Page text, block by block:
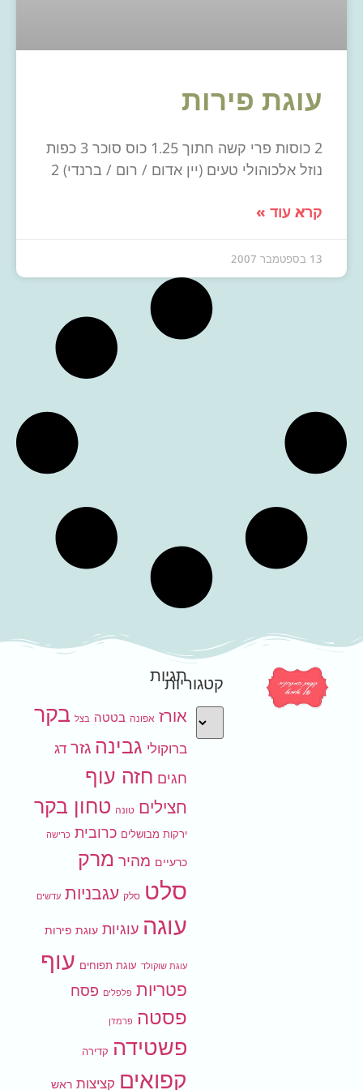
עוגת פירות
2 כוסות פרי קשה חתוך 1.25 כוס סוכר 3 כפות
נוזל אלכוהולי טעים (יין אדום / רום / ברנדי) 2
קרא עוד »
13 בספטמבר 2007
קטגוריות
תגיות
אורז אפונה בטטה בצל בקר
ברוקולי גבינה גזר דג
חגים חזה עוף
חצילים טונה טחון בקר
ירקות מבושלים כרובית כרישה
כרעיים מהיר מרק
סלט סלק עגבניות עדשים
עוגה עוגיות עוגת פירות
עוגת שוקולד עוגת תפוחים עוף
פטריות פלפלים פסח
פסטה פרמז'ן
פשטידה קדירה
קפואים קציצות ראש